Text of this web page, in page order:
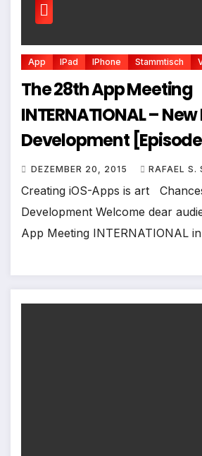
App IPad IPhone Stammtisch
The 28th App Meeting
INTERNATIONAL –
Development
DEZEMBER 20, 2015 RAFAEL S.
Creating iOS-Apps is art
Development Welcome dear
App Meeting INTERNATIONAL